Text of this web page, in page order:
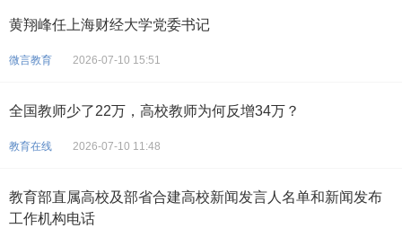
黄翔峰任上海财经大学党委书记
微言教育 2026-07-10 15:51
全国教师少了22万，高校教师为何反增34万？
教育在线 2026-07-10 11:48
教育部直属高校及部省合建高校新闻发言人名单和新闻发布
工作机构电话